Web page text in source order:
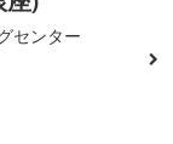
センター